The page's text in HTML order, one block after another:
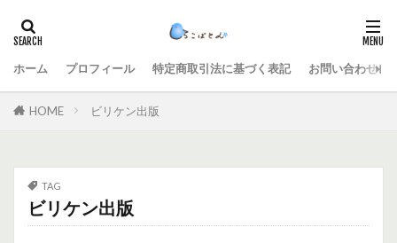
ホーム プロフィール 特定商取引法に基づく表記 お問い合わせ
HOME ビリケン出版
TAG
ビリケン出版